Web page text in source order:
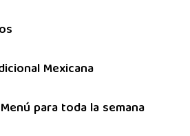
Mexicana
para toda la semana